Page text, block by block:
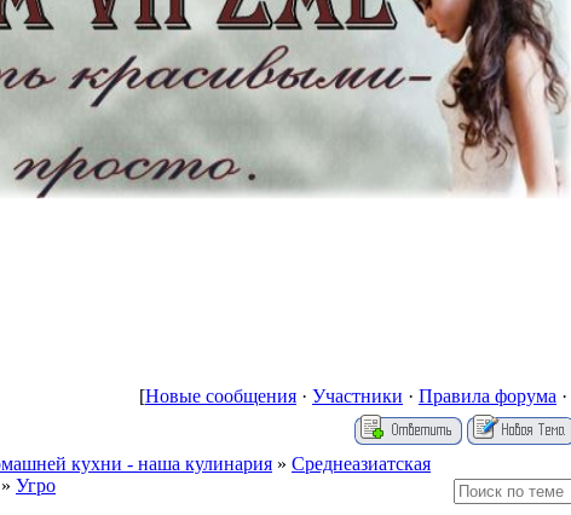
[Новые сообщения · Участники · Правила форума ·
кухни - наша кулинария » Среднеазиатская
» Угро